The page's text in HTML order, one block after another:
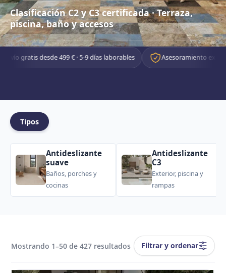
terrazas descubiertas, playas de piscina y rampas de
acceso. Fabricado en España.
Clasificación C2 y C3 certificada · Terraza,
piscina, baño y accesos
€ · 5-9 días laborables Asesoramiento experto personalizado
Tipos
Antideslizante
suave
Baños, porches y
cocinas
Antideslizante
C3
Exterior, piscina y
rampas
Mostrando 1–50 de 427 resultados Filtrar y ordenar